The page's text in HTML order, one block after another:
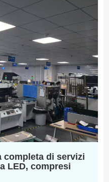
completa di servizi
LED, compresi